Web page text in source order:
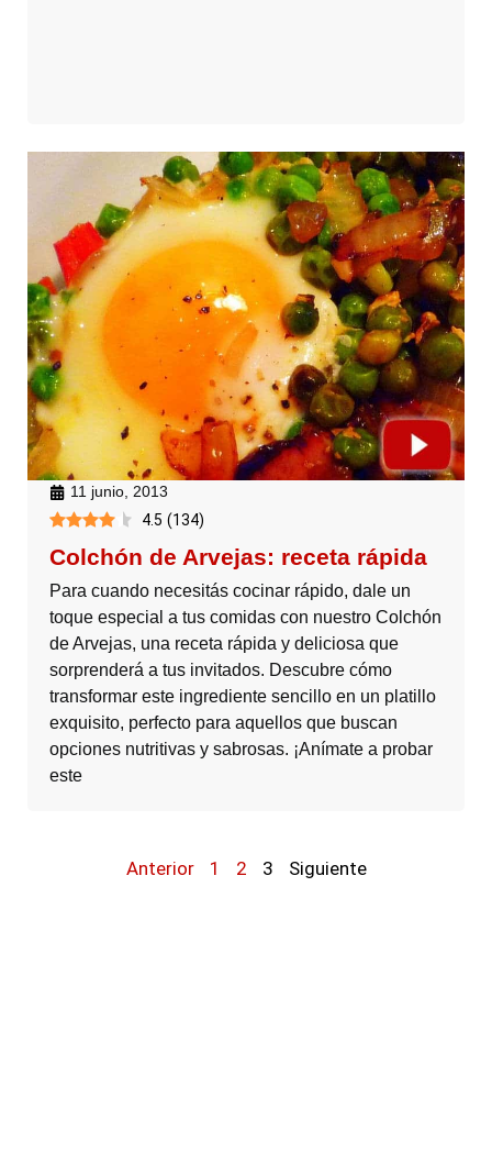
11 junio, 2013
4.5 (134)
Colchón de Arvejas: receta rápida
Para cuando necesitás cocinar rápido, dale un
toque especial a tus comidas con nuestro Colchón
de Arvejas, una receta rápida y deliciosa que
sorprenderá a tus invitados. Descubre cómo
transformar este ingrediente sencillo en un platillo
exquisito, perfecto para aquellos que buscan
opciones nutritivas y sabrosas. ¡Anímate a probar
este
Anterior 1 2 3 Siguiente